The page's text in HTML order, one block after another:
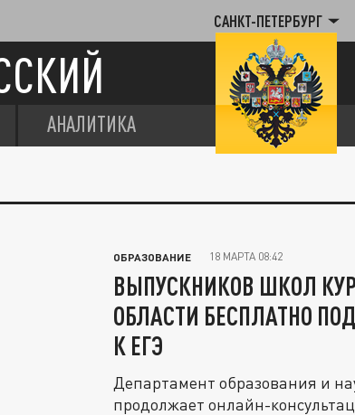
САНКТ-ПЕТЕРБУРГ
АНАЛИТИКА
ОБРАЗОВАНИЕ 18 МАРТА 08:42
ВЫПУСКНИКОВ ШКОЛ
ОБЛАСТИ БЕСПЛАТНО
К ЕГЭ
Департамент образования и
продолжает онлайн-